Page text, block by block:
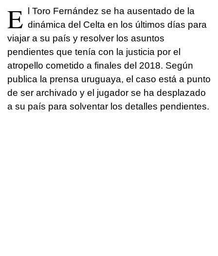
E l Toro Fernández se ha ausentado de la
dinámica del Celta en los últimos días para
viajar a su país y resolver los asuntos
pendientes que tenía con la justicia por el
atropello cometido a finales del 2018. Según
publica la prensa uruguaya, el caso está a punto
de ser archivado y el jugador se ha desplazado
a su país para solventar los detalles pendientes.